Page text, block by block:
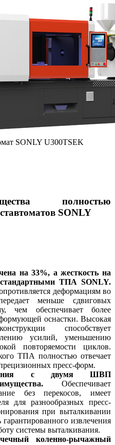
SONLY U300TSEK
полностью
SONLY
на 33%, а жесткость на
ТПА SONLY.
деформациям во
меньше сдвиговых
чем обеспечивает более
оснастки. Высокая
способствует
усилий, уменьшению
повторяемости циклов.
ТПА полностью отвечает
пресс-форм.
с двумя ШВП
Обеспечивает
без перекосов, имеет
для разнообразных пресс-
при выталкивании
извлечения
системы выталкивания.
коленно-рычажный